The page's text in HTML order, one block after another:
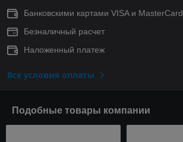
Банковскими картами VISA и MasterCard
Безналичный расчет
Наложенный платеж
Все условия оплаты
Подобные товары компании